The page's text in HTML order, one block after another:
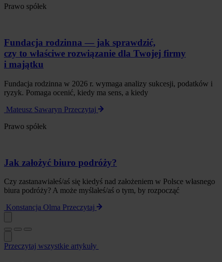
Prawo spółek
Fundacja rodzinna — jak sprawdzić,
czy to właściwe rozwiązanie dla Twojej firmy
i majątku
Fundacja rodzinna w 2026 r. wymaga analizy sukcesji, podatków i
ryzyk. Pomaga ocenić, kiedy ma sens, a kiedy
Mateusz Sawaryn Przeczytaj
Prawo spółek
Jak założyć biuro podróży?
Czy zastanawiałeś/aś się kiedyś nad założeniem w Polsce własnego
biura podróży? A może myślałeś/aś o tym, by rozpocząć
Konstancja Olma Przeczytaj
Przeczytaj wszystkie artykuły